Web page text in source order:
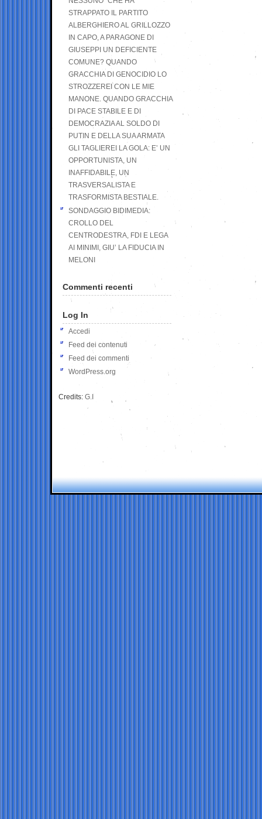
STRAPPATO IL PARTITO
ALBERGHIERO AL GRILLOZZO
IN CAPO, A PARAGONE DI
GIUSEPPI UN DEFICIENTE
COMUNE? QUANDO
GRACCHIA DI GENOCIDIO LO
STROZZEREI CON LE MIE
MANONE. QUANDO GRACCHIA
DI PACE STABILE E DI
DEMOCRAZIA AL SOLDO DI
PUTIN E DELLA SUA ARMATA
GLI TAGLIEREI LA GOLA: E’ UN
OPPORTUNISTA, UN
INAFFIDABILE, UN
TRASVERSALISTA E
TRASFORMISTA BESTIALE.
SONDAGGIO BIDIMEDIA:
CROLLO DEL
CENTRODESTRA, FDI E LEGA
AI MINIMI, GIU’ LA FIDUCIA IN
MELONI
Commenti recenti
Log In
Accedi
Feed dei contenuti
Feed dei commenti
WordPress.org
Credits: G.I